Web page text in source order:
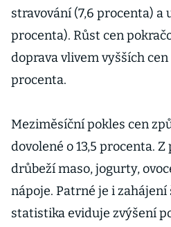
stravování (7,6 procenta) a
procenta). Růst cen
doprava vlivem vyšších
procenta.
Meziměsíční pokles cen
dovolené o 13,5 procenta.
drůbeží maso, jogurty,
nápoje. Patrné je i
statistika eviduje zvýšení